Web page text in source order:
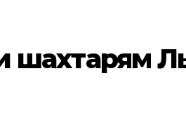
шахтарям